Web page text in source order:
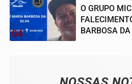
04
O GRUPO
BARBOSA